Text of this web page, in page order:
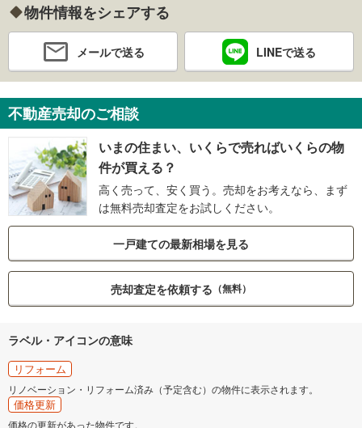
物件情報をシェアする
メールで送る LINEで送る
不動産売却のご相談
いまの住まい、いくらで売ればいくらの物
件が買える？
高く売って、安く買う。売却をお考えなら、まず
は無料売却査定をお試しください。
一戸建ての最新相場を見る
売却査定を依頼する （無料）
ラベル・アイコンの意味
リフォーム
リノベーション・リフォーム済み（予定含む）の物件に表示されます。
価格更新
価格の更新があった物件です。